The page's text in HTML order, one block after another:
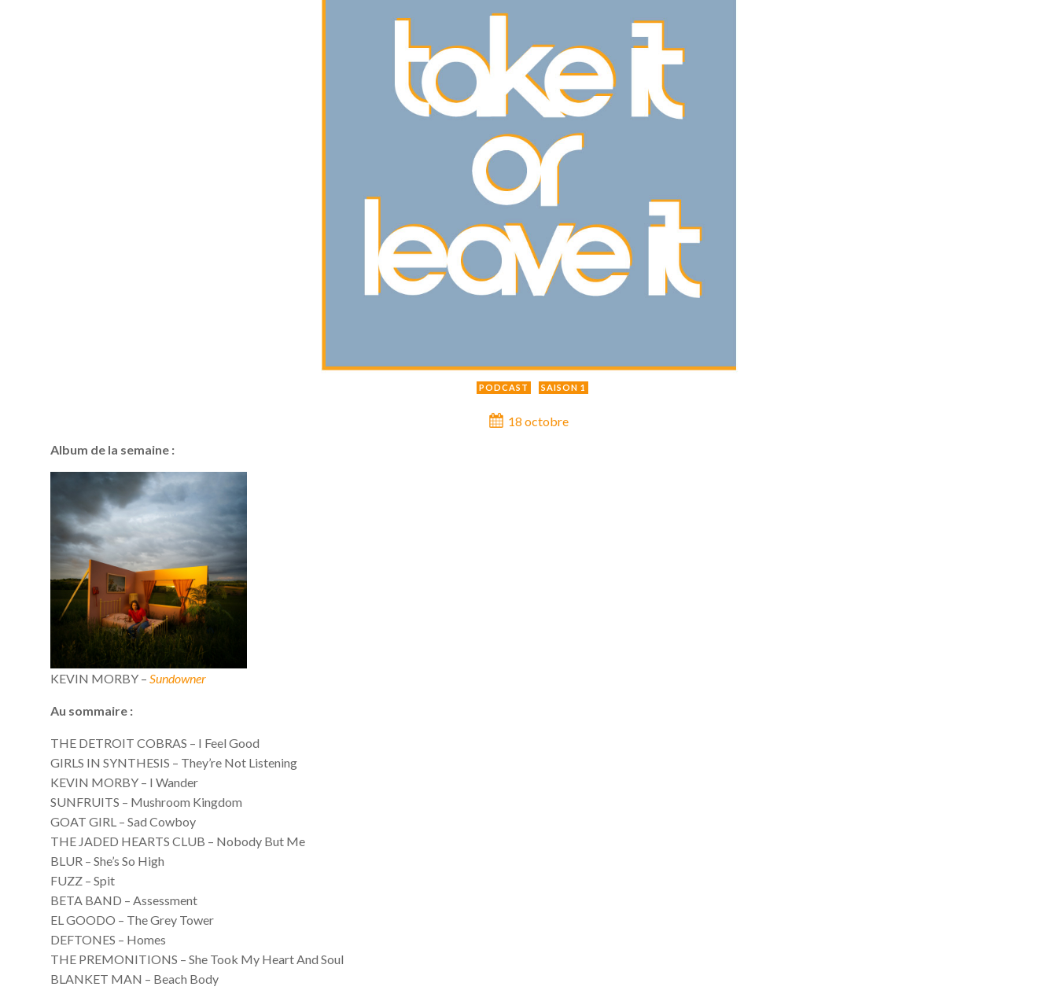
PODCAST SAISON 1
18 octobre
Album de la semaine :
KEVIN MORBY – Sundowner
Au sommaire :
THE DETROIT COBRAS – I Feel Good
GIRLS IN SYNTHESIS – They’re Not Listening
KEVIN MORBY – I Wander
SUNFRUITS – Mushroom Kingdom
GOAT GIRL – Sad Cowboy
THE JADED HEARTS CLUB – Nobody But Me
BLUR – She’s So High
FUZZ – Spit
BETA BAND – Assessment
EL GOODO – The Grey Tower
DEFTONES – Homes
THE PREMONITIONS – She Took My Heart And Soul
BLANKET MAN – Beach Body